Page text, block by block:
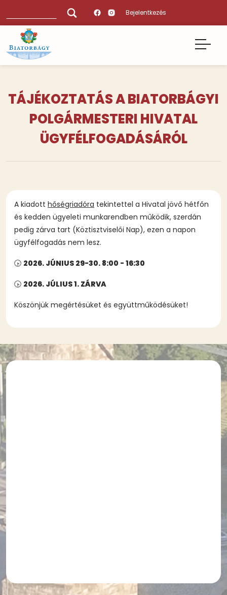
tartalomra
Bejelentkezés
TÁJÉKOZTATÁS A BIATORBÁGYI
POLGÁRMESTERI HIVATAL
ÜGYFÉLFOGADÁSÁRÓL
A kiadott hőségriadóra tekintettel a Hivatal jövő hétfőn
és kedden ügyeleti munkarendben működik, szerdán
pedig zárva tart (Köztisztviselői Nap), ezen a napon
ügyfélfogadás nem lesz.
🕟 2026. JÚNIUS 29-30. 8:00 - 16:30
🕟 2026. JÚLIUS 1. ZÁRVA
Köszönjük megértésüket és együttműködésüket!